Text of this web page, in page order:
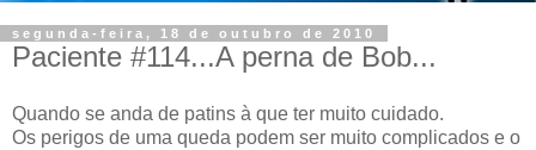
segunda-feira, 18 de outubro de 2010
Paciente #114...A perna de Bob...
Quando se anda de patins à que ter muito cuidado.
Os perigos de uma queda podem ser muito complicados e o